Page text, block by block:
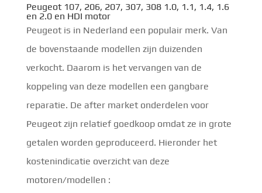
Peugeot 107, 206, 207, 307, 308 1.0, 1.1, 1.4, 1.6
en 2.0 en HDI motor
Peugeot is in Nederland een populair merk. Van
de bovenstaande modellen zijn duizenden
verkocht. Daarom is het vervangen van de
koppeling van deze modellen een gangbare
reparatie. De after market onderdelen voor
Peugeot zijn relatief goedkoop omdat ze in grote
getalen worden geproduceerd. Hieronder het
kostenindicatie overzicht van deze
motoren/modellen :